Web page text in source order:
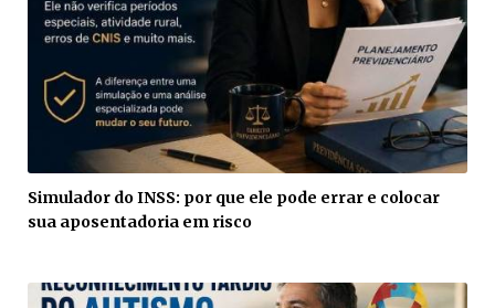
Simulador do INSS: por que ele pode errar e colocar
sua aposentadoria em risco